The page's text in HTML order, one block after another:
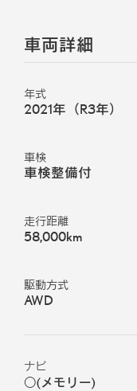
車両詳細
年式
2021年（R3年）
車検
車検整備付
走行距離
58,000km
駆動方式
AWD
ナビ
○(メモリー)